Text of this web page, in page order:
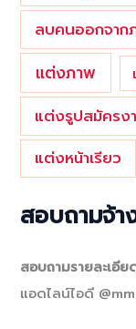
ลบคนออกจาก
แต่งภาพ
แต่งรูปสมัครง
แต่งหน้าเรียว
สอบถามจ้
สอบถามรายละเอีย
แอดไลน์ไอดี